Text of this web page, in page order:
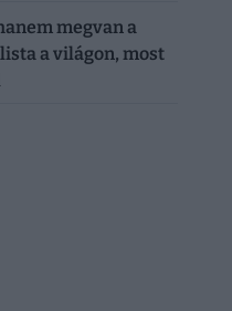
megvan a
a világon, most